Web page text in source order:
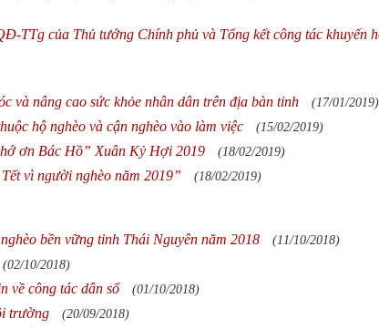
TTg của Thủ tướng Chính phủ và Tổng kết công tác khuyến
và nâng cao sức khỏe nhân dân trên địa bàn tỉnh (17/01/2019)
hộ nghèo và cận nghèo vào làm việc (15/02/2019)
ơn Bác Hồ” Xuân Kỷ Hợi 2019 (18/02/2019)
vì người nghèo năm 2019” (18/02/2019)
bền vững tỉnh Thái Nguyên năm 2018 (11/10/2018)
(02/10/2018)
về công tác dân số (01/10/2018)
trường (20/09/2018)